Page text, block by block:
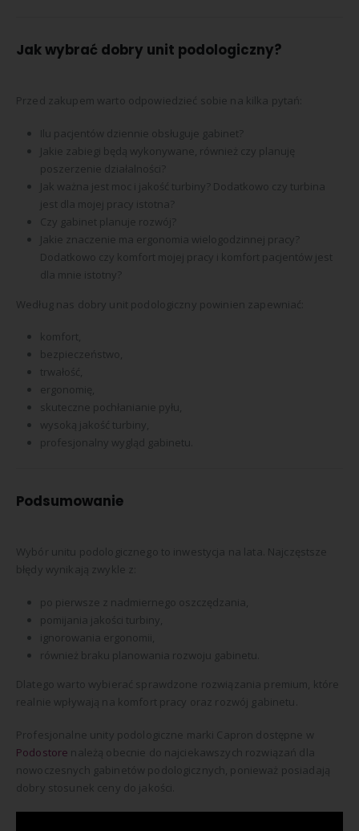
Jak wybrać dobry unit podologiczny?
Przed zakupem warto odpowiedzieć sobie na kilka pytań:
Ilu pacjentów dziennie obsługuje gabinet?
Jakie zabiegi będą wykonywane, również czy planuję
poszerzenie działalności?
Jak ważna jest moc i jakość turbiny? Dodatkowo czy turbina
jest dla mojej pracy istotna?
Czy gabinet planuje rozwój?
Jakie znaczenie ma ergonomia wielogodzinnej pracy?
Dodatkowo czy komfort mojej pracy i komfort pacjentów jest
dla mnie istotny?
Według nas dobry unit podologiczny powinien zapewniać:
komfort,
bezpieczeństwo,
trwałość,
ergonomię,
skuteczne pochłanianie pyłu,
wysoką jakość turbiny,
profesjonalny wygląd gabinetu.
Podsumowanie
Wybór unitu podologicznego to inwestycja na lata. Najczęstsze
błędy wynikają zwykle z:
po pierwsze z nadmiernego oszczędzania,
pomijania jakości turbiny,
ignorowania ergonomii,
również braku planowania rozwoju gabinetu.
Dlatego warto wybierać sprawdzone rozwiązania premium, które
realnie wpływają na komfort pracy oraz rozwój gabinetu.
Profesjonalne unity podologiczne marki Capron dostępne w
Podostore należą obecnie do najciekawszych rozwiązań dla
nowoczesnych gabinetów podologicznych, ponieważ posiadają
dobry stosunek ceny do jakości.